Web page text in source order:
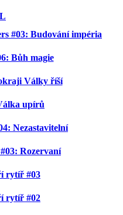
#03: Budování impéria
Bůh magie
Války říší
upírů
Nezastavitelní
Rozervaní
rytíř #03
rytíř #02